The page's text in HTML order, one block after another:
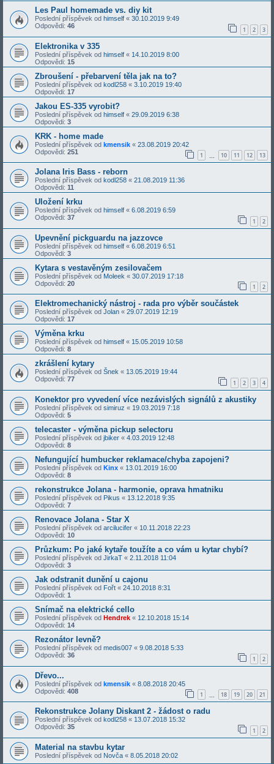
Les Paul homemade vs. diy kit
Poslední příspěvek od himself « 30.10.2019 9:49
Odpovědi: 46 1 2 3
Elektronika v 335
Poslední příspěvek od himself « 14.10.2019 8:00
Odpovědi: 15
Zbroušení - přebarvení těla jak na to?
Poslední příspěvek od kodl258 « 3.10.2019 19:40
Odpovědi: 17
Jakou ES-335 vyrobit?
Poslední příspěvek od himself « 29.09.2019 6:38
Odpovědi: 3
KRK - home made
Poslední příspěvek od kmensik « 23.08.2019 20:42
Odpovědi: 251 1 10 11 12 13
Jolana Iris Bass - reborn
Poslední příspěvek od kodl258 « 21.08.2019 11:36
Odpovědi: 11
Uložení krku
Poslední příspěvek od himself « 6.08.2019 6:59
Odpovědi: 37 1 2
Upevnění pickguardu na jazzovce
Poslední příspěvek od himself « 6.08.2019 6:51
Odpovědi: 3
Kytara s vestavěným zesilovačem
Poslední příspěvek od Moleek « 30.07.2019 17:18
Odpovědi: 20 1 2
Elektromechanický nástroj - rada pro výběr součástek
Poslední příspěvek od Jolan « 29.07.2019 12:19
Odpovědi: 17
Výměna krku
Poslední příspěvek od himself « 15.05.2019 10:58
Odpovědi: 8
zkrášlení kytary
Poslední příspěvek od Šnek « 13.05.2019 19:44
Odpovědi: 77 1 2 3 4
Konektor pro vyvedení více nezávislých signálů z akustiky
Poslední příspěvek od simiruz « 19.03.2019 7:18
Odpovědi: 5
telecaster - výměna pickup selectoru
Poslední příspěvek od jbiker « 4.03.2019 12:48
Odpovědi: 8
Nefungující humbucker reklamace/chyba zapojeni?
Poslední příspěvek od Kinx « 13.01.2019 16:00
Odpovědi: 8
rekonstrukce Jolana - harmonie, oprava hmatniku
Poslední příspěvek od Pikus « 13.12.2018 9:35
Odpovědi: 7
Renovace Jolana - Star X
Poslední příspěvek od arcilucifer « 10.11.2018 22:23
Odpovědi: 10
Průzkum: Po jaké kytaře toužíte a co vám u kytar chybí?
Poslední příspěvek od JirkaT « 2.11.2018 11:04
Odpovědi: 3
Jak odstranit dunění u cajonu
Poslední příspěvek od Fořt « 24.10.2018 8:31
Odpovědi: 1
Snímač na elektrické cello
Poslední příspěvek od Hendrek « 12.10.2018 15:14
Odpovědi: 14
Rezonátor levně?
Poslední příspěvek od medis007 « 9.08.2018 5:33
Odpovědi: 36 1 2
Dřevo...
Poslední příspěvek od kmensik « 8.08.2018 20:45
Odpovědi: 408 1 18 19 20 21
Rekonstrukce Jolany Diskant 2 - žádost o radu
Poslední příspěvek od kodl258 « 13.07.2018 15:32
Odpovědi: 35 1 2
Material na stavbu kytar
Poslední příspěvek od Novča « 8.05.2018 20:02